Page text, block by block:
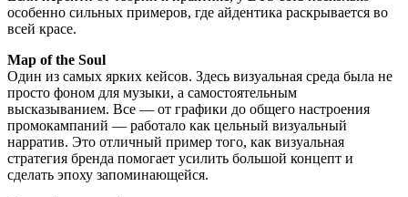
особенно сильных примеров, где айдентика раскрывается во
всей красе.
Map of the Soul
Один из самых ярких кейсов. Здесь визуальная среда была не
просто фоном для музыки, а самостоятельным
высказыванием. Все — от графики до общего настроения
промокампаний — работало как цельный визуальный
нарратив. Это отличный пример того, как визуальная
стратегия бренда помогает усилить большой концепт и
сделать эпоху запоминающейся.